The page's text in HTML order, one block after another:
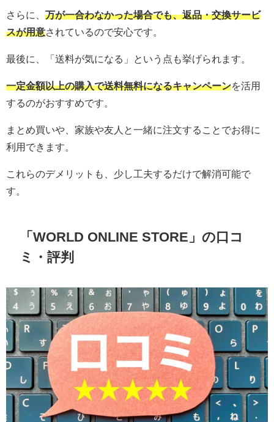
さらに、 万が一合わなかった場合でも、返品・交換サービ
スが用意されているので安心です。
最後に、「送料が気になる」という点も挙げられます。
一定金額以上の購入で送料無料になるキャンペーンを活用
するのがおすすめです。
まとめ買いや、家族や友人と一緒に注文することでお得に
利用できます。
これらのデメリットも、少し工夫するだけで解消可能で
す。
「WORLD ONLINE STORE」の口コ
ミ・評判